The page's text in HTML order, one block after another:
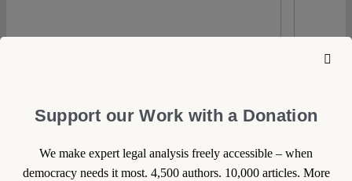
Support our Work with a Donation
We make expert legal analysis freely accessible – when
democracy needs it most. 4,500 authors. 10,000 articles. More